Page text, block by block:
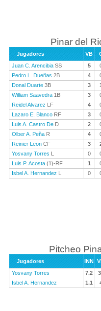
Pinar del
Jugadores VB
Juan C. Arencibia SS 5
Pedro L. Dueñas 2B 4
Donal Duarte 3B 3
William Saavedra 1B 3
Reidel Alvarez LF 4
Lazaro E. Blanco RF 3
Luis A. Castro De D 2
Olber A. Peña R 4
Reinier Leon CF 3
Yosvany Torres L 0
Luis P. Acosta (1)-RF 1
Isbel A. Hernandez L 0
Pitcheo
Jugadores INN
Yosvany Torres
7.2
Isbel A. Hernandez
1.1